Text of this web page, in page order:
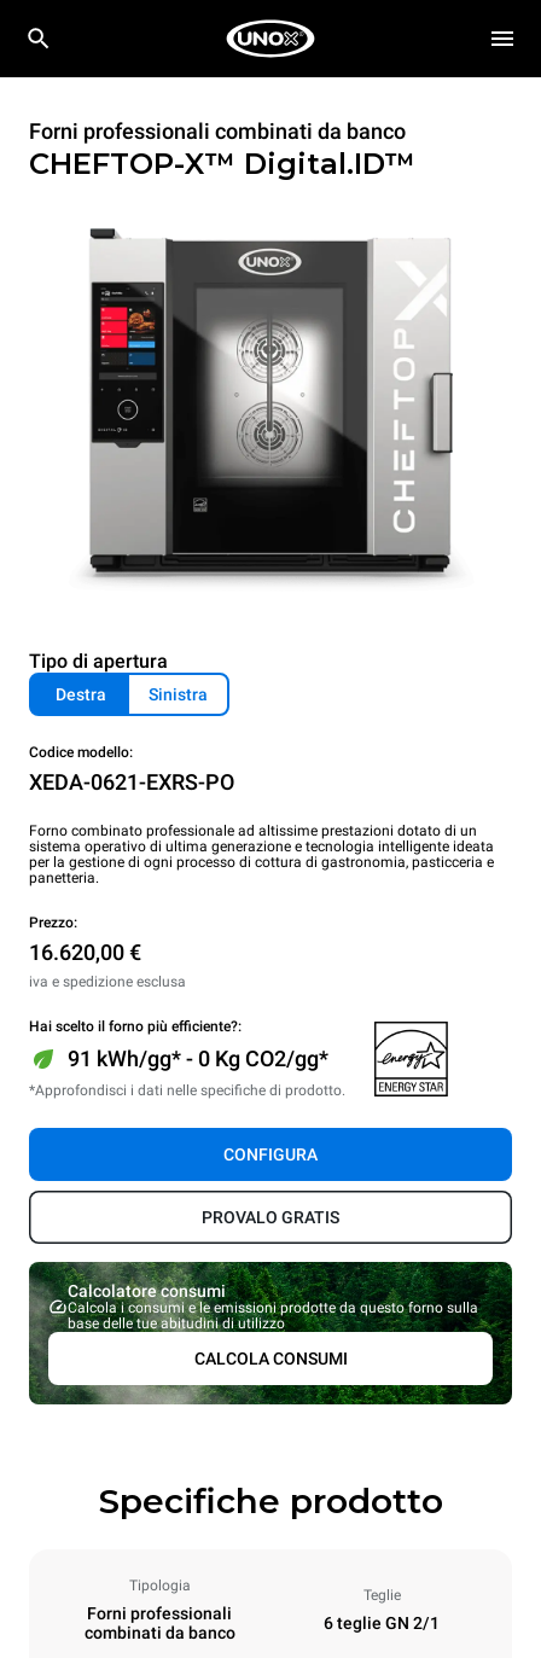
Forni professionali combinati da banco
CHEFTOP-X™ Digital.ID™
Tipo di apertura
Destra Sinistra
Codice modello:
XEDA-0621-EXRS-PO
Forno combinato professionale ad altissime prestazioni dotato di un
sistema operativo di ultima generazione e tecnologia intelligente ideata
per la gestione di ogni processo di cottura di gastronomia, pasticceria e
panetteria.
Prezzo:
16.620,00 €
iva e spedizione esclusa
Hai scelto il forno più efficiente?:
91 kWh/gg* - 0 Kg CO2/gg*
*Approfondisci i dati nelle specifiche di prodotto.
CONFIGURA
PROVALO GRATIS
Calcolatore consumi
Calcola i consumi e le emissioni prodotte da questo forno sulla
base delle tue abitudini di utilizzo
CALCOLA CONSUMI
Specifiche prodotto
Tipologia
Forni professionali
combinati da banco
Teglie
6 teglie GN 2/1